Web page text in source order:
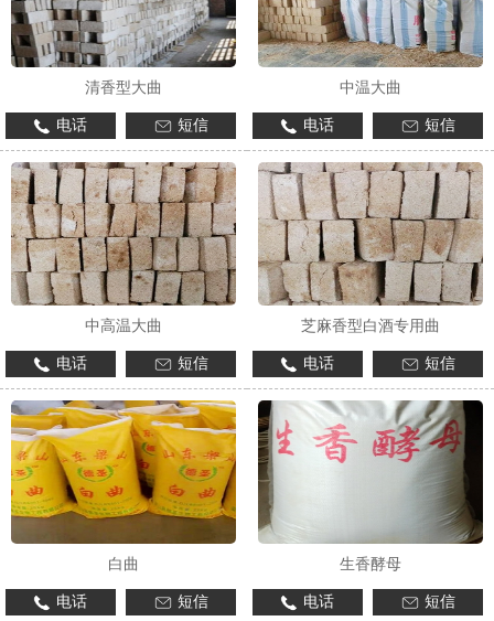
1 3
清香型大曲
电话 短信
中温大曲
电话 短信
中高温大曲
电话 短信
芝麻香型白酒专用曲
电话 短信
白曲
电话 短信
生香酵母
电话 短信